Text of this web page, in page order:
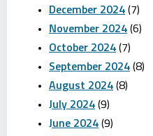
December 2024 (7)
November 2024 (6)
October 2024 (7)
September 2024 (8)
August 2024 (8)
July 2024 (9)
June 2024 (9)